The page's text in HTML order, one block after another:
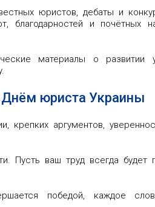
юристов, дебаты и
благодарностей и почётных
материалы о развитии
юриста Украины
аргументов,
Пусть ваш труд всегда
победой, каждое